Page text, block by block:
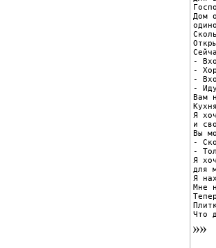
Дом
-
-
-
-
Вам
Я
и
Вы
-
-
Я
для
Я
Мне
Что